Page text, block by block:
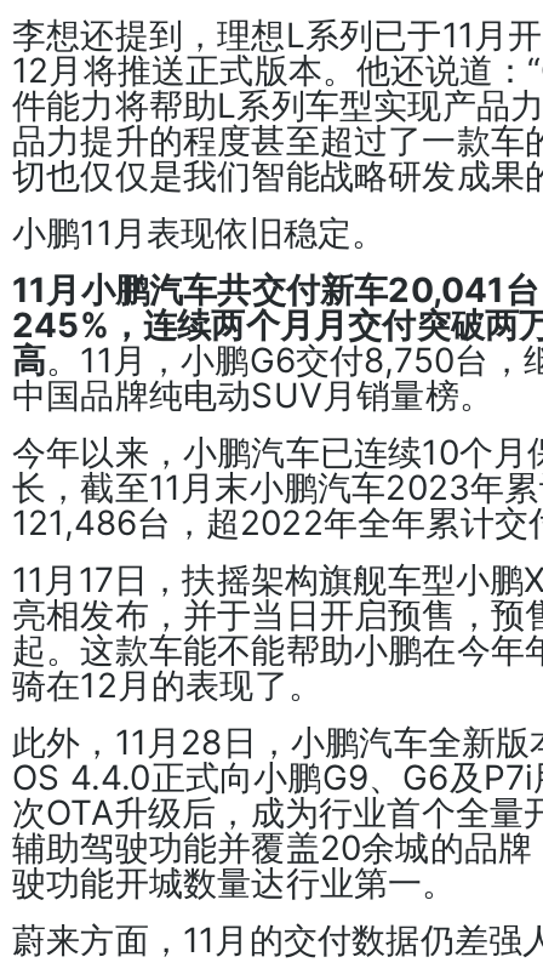
李想还提到，理想L系列已于11月
12月将推送正式版本。他还说道：
件能力将帮助L系列车型实现产品
品力提升的程度甚至超过了一款车
切也仅仅是我们智能战略研发成果
小鹏11月表现依旧稳定。
11月小鹏汽车共交付新车20,041
245%，连续两个月月交付突破两
高。11月，小鹏G6交付8,750台，
中国品牌纯电动SUV月销量榜。
今年以来，小鹏汽车已连续10个月
长，截至11月末小鹏汽车2023年
121,486台，超2022年全年累计交
11月17日，扶摇架构旗舰车型小鹏
亮相发布，并于当日开启预售，预
起。这款车能不能帮助小鹏在今年
骑在12月的表现了。
此外，11月28日，小鹏汽车全新
OS 4.4.0正式向小鹏G9、G6及
次OTA升级后，成为行业首个全量
辅助驾驶功能并覆盖20余城的品
驶功能开城数量达行业第一。
蔚来方面，11月的交付数据仍差强